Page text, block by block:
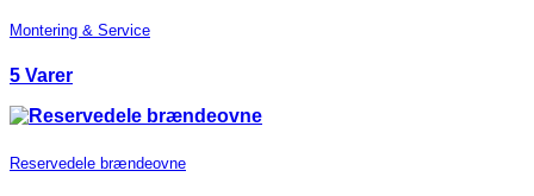
Montering & Service
5 Varer
Reservedele brændeovne